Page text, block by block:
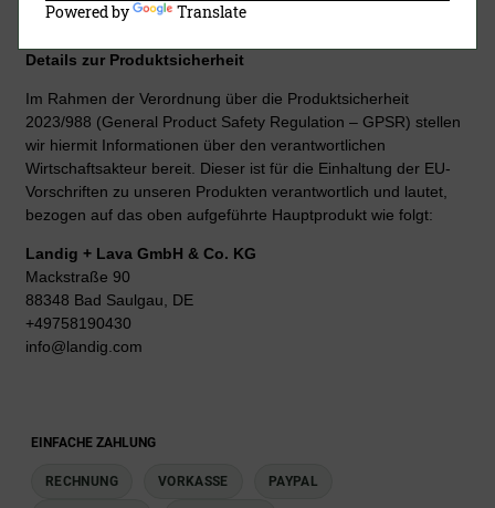
Details zur Produktsicherheit
Im Rahmen der Verordnung über die Produktsicherheit
2023/988 (General Product Safety Regulation – GPSR) stellen
wir hiermit Informationen über den verantwortlichen
Wirtschaftsakteur bereit. Dieser ist für die Einhaltung der EU-
Vorschriften zu unseren Produkten verantwortlich und lautet,
bezogen auf das oben aufgeführte Hauptprodukt wie folgt:
Landig + Lava GmbH & Co. KG
Mackstraße 90
88348 Bad Saulgau, DE
+49758190430
info@landig.com
EINFACHE ZAHLUNG
RECHNUNG VORKASSE PAYPAL
Powered by Translate